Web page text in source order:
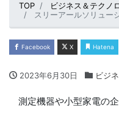
TOP ビジネス＆テクノ
スリーアールソリューション、国家公安委員会基
Facebook X Hatena
2023年6月30日 ビジ
測定機器や小型家電の